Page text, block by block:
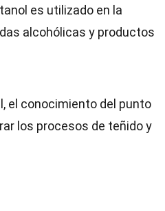
es utilizado en la
alcohólicas y productos
el conocimiento del punto
los procesos de teñido y